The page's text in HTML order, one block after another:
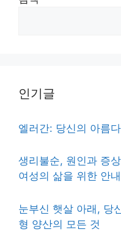
인기글
엘러간: 당신의 아름
생리불순, 원인과 증
여성의 삶을 위한 안내
눈부신 햇살 아래, 당
형 양산의 모든 것